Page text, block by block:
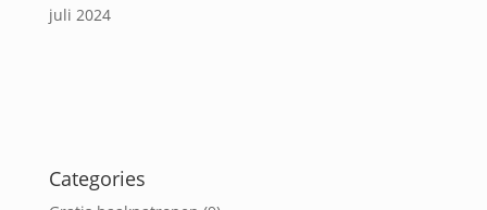
juli 2024
Categories